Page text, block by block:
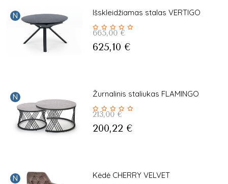
N Išskleidžiamas stalas VERTIGO
665,00 €
625,10 €
N Žurnalinis staliukas FLAMINGO
213,00 €
200,22 €
N Kėdė CHERRY VELVET